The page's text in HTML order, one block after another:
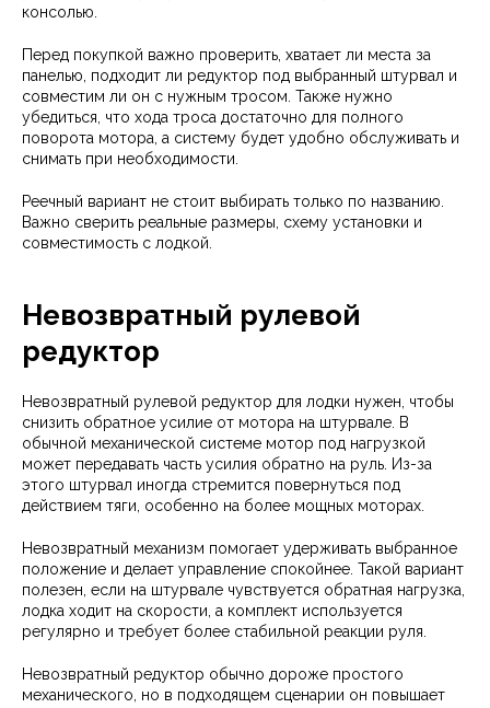
консолью.
Перед покупкой важно проверить, хватает ли места за
панелью, подходит ли редуктор под выбранный штурвал и
совместим ли он с нужным тросом. Также нужно
убедиться, что хода троса достаточно для полного
поворота мотора, а систему будет удобно обслуживать и
снимать при необходимости.
Реечный вариант не стоит выбирать только по названию.
Важно сверить реальные размеры, схему установки и
совместимость с лодкой.
Невозвратный рулевой
редуктор
Невозвратный рулевой редуктор для лодки нужен, чтобы
снизить обратное усилие от мотора на штурвале. В
обычной механической системе мотор под нагрузкой
может передавать часть усилия обратно на руль. Из-за
этого штурвал иногда стремится повернуться под
действием тяги, особенно на более мощных моторах.
Невозвратный механизм помогает удерживать выбранное
положение и делает управление спокойнее. Такой вариант
полезен, если на штурвале чувствуется обратная нагрузка,
лодка ходит на скорости, а комплект используется
регулярно и требует более стабильной реакции руля.
Невозвратный редуктор обычно дороже простого
механического, но в подходящем сценарии он повышает